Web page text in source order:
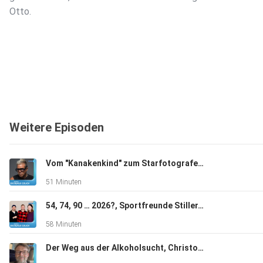
Otto.
Weitere Episoden
Vom "Kanakenkind" zum Starfotografen, Luigi, Toscano, Fotograf, "Die Bilder wecken direkt eine Emotion"
51 Minuten
54, 74, 90 … 2026?, Sportfreunde Stiller, "Die Band hält uns jung und neugierig"
58 Minuten
Der Weg aus der Alkoholsucht, Christoph Peters, Schriftsteller, "Ich kannte mich als Erwachsener quasi nur betrunken"